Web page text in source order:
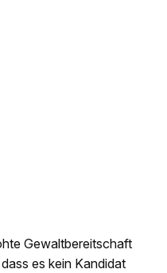
Gewaltbereitschaft
es kein Kandidat